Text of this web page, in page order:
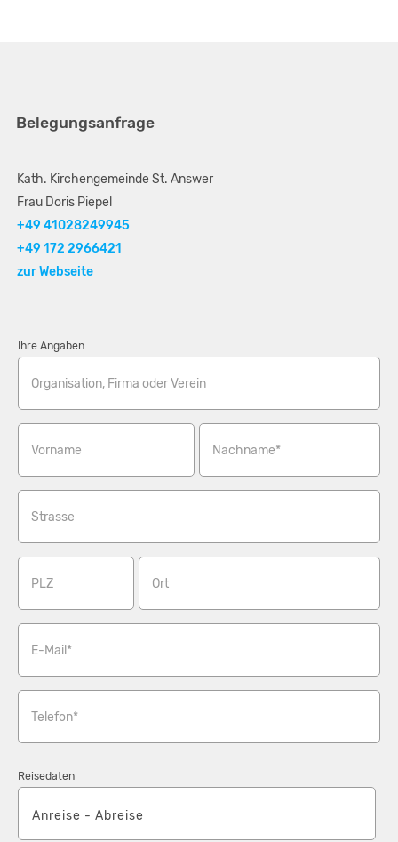
Belegungsanfrage
Kath. Kirchengemeinde St. Answer
Frau Doris Piepel
+49 41028249945
+49 172 2966421
zur Webseite
Ihre Angaben
Organisation, Firma oder Verein
Vorname Nachname*
Strasse
PLZ Ort
E-Mail*
Telefon*
Reisedaten